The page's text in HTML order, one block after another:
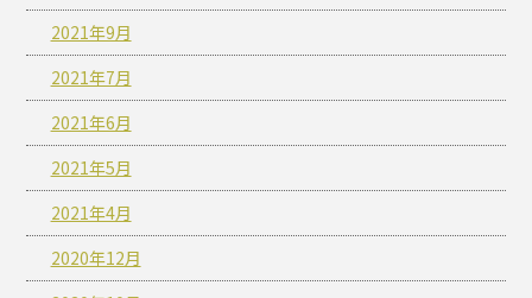
2021年9月
2021年7月
2021年6月
2021年5月
2021年4月
2020年12月